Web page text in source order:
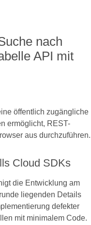
nach
API mit
öffentlich zugängliche
ermöglicht, REST-
aus durchzuführen.
Cloud SDKs
die Entwicklung am
liegenden Details
defekter
mit minimalem Code.